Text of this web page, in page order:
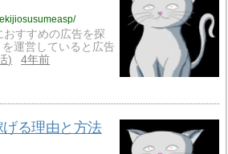
すすめの広告を探
運営していると広告
4年前
る理由と方法